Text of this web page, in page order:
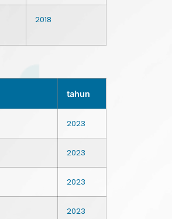
2018
tahun
2023
2023
2023
2023